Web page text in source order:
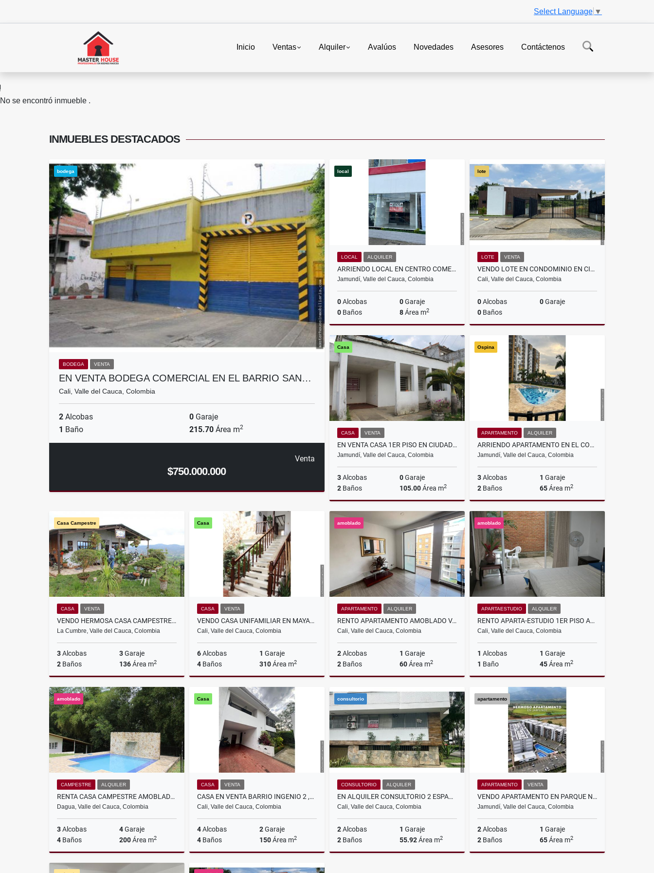
Select Language ▼
Inicio Ventas Alquiler Avalúos Novedades Asesores Contáctenos
No se encontró inmueble .
INMUEBLES DESTACADOS
bodega
BODEGA VENTA
EN VENTA BODEGA COMERCIAL EN EL BARRIO SAN…
Cali, Valle del Cauca, Colombia
2 Alcobas 0 Garaje
1 Baño 215.70 Área m2
Venta
$750.000.000
local
LOCAL ALQUILER
ARRIENDO LOCAL EN CENTRO COMERCIAL CAÑA DULCE, JAMUNDÍ
Jamundí, Valle del Cauca, Colombia
0Alcobas 0Garaje
0 Baños 8Área m2
Alquiler
$1.000.000
lote
LOTE VENTA
VENDO LOTE EN CONDOMINIO EN CIUDAD JARDIN, CALI
Cali, Valle del Cauca, Colombia
0Alcobas 0Garaje
0 Baños
$480.000.000
Casa
CASA VENTA
EN VENTA CASA 1ER PISO EN CIUDAD DE DIOS, JAMUNDÍ
Jamundí, Valle del Cauca, Colombia
3Alcobas 0Garaje
2 Baños 105.00Área m2
Venta
$220.000.000
Ospina
APARTAMENTO ALQUILER
ARRIENDO APARTAMENTO EN EL CONJUNTO RESIDENCIAL LA ARBOLEDA
Jamundí, Valle del Cauca, Colombia
3Alcobas 1 Garaje
2 Baños 65Área m2
$1.000.000
Casa Campestre
CASA VENTA
VENDO HERMOSA CASA CAMPESTRE EN LA CUMBRE , VALLE
La Cumbre, Valle del Cauca, Colombia
3Alcobas 3Garaje
2 Baños 136Área m2
Venta
$370.000.000
Casa
CASA VENTA
VENDO CASA UNIFAMILIAR EN MAYAPAN LAS VEGAS, CALI
Cali, Valle del Cauca, Colombia
6Alcobas 1 Garaje
4 Baños 310Área m2
$780.000.000
amoblado
APARTAMENTO ALQUILER
RENTO APARTAMENTO AMOBLADO VALLE DEL LILI, CALI
Cali, Valle del Cauca, Colombia
2Alcobas 1 Garaje
2 Baños 60Área m2
Alquiler
$2.700.000
amoblado
APARTAESTUDIO ALQUILER
RENTO APARTA-ESTUDIO 1ER PISO AMOBLADO EN EL BARRIO EL CEDRO,CALI
Cali, Valle del Cauca, Colombia
1 Alcobas 1 Garaje
1 Baño 45Área m2
$1.900.000
amoblado
CAMPESTRE ALQUILER
RENTA CASA CAMPESTRE AMOBLADO EN KILOMETRO 30,CALI
Dagua, Valle del Cauca, Colombia
3Alcobas 4Garaje
4 Baños 200Área m2
Alquiler
Casa
CASA VENTA
CASA EN VENTA BARRIO INGENIO 2 ,CALI
Cali, Valle del Cauca, Colombia
4Alcobas 2Garaje
4 Baños 150Área m2
Venta
consultorio
CONSULTORIO ALQUILER
EN ALQUILER CONSULTORIO 2 ESPACIOS EN VERSALLES, CALI
Cali, Valle del Cauca, Colombia
2Alcobas 1 Garaje
2 Baños 55.92Área m2
apartamento
APARTAMENTO VENTA
VENDO APARTAMENTO EN PARQUE NATURA, JAMUNDÍ
Jamundí, Valle del Cauca, Colombia
2Alcobas 1 Garaje
2 Baños 65Área m2